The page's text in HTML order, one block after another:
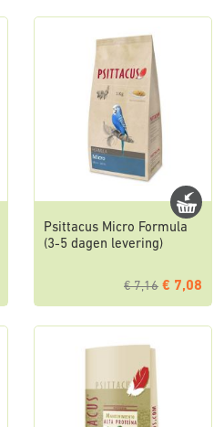
Psittacus Micro Formula
(3-5 dagen levering)
€ 7,16 € 7,08